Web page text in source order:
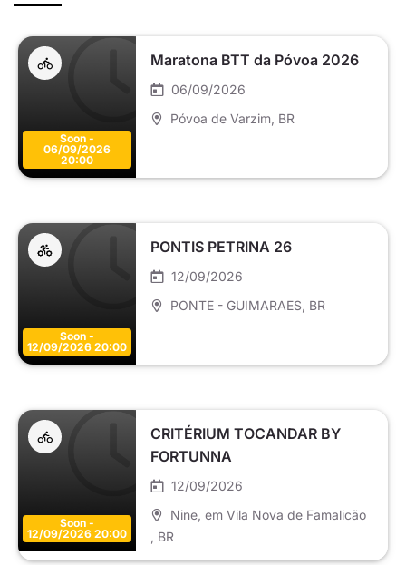
Soon -
06/09/2026
20:00
Maratona BTT da Póvoa 2026
06/09/2026
Póvoa de Varzim , BR
Soon -
12/09/2026 20:00
PONTIS PETRINA 26
12/09/2026
PONTE - GUIMARAES , BR
Soon -
12/09/2026 20:00
CRITÉRIUM TOCANDAR BY
FORTUNNA
12/09/2026
Nine, em Vila Nova de Famalicão
, BR